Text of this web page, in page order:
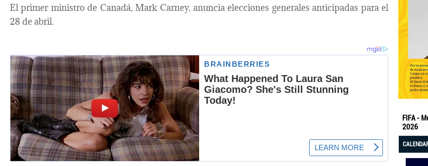
El primer ministro de Canadá, Mark Carney, anuncia elecciones generales anticipadas para el
28 de abril.